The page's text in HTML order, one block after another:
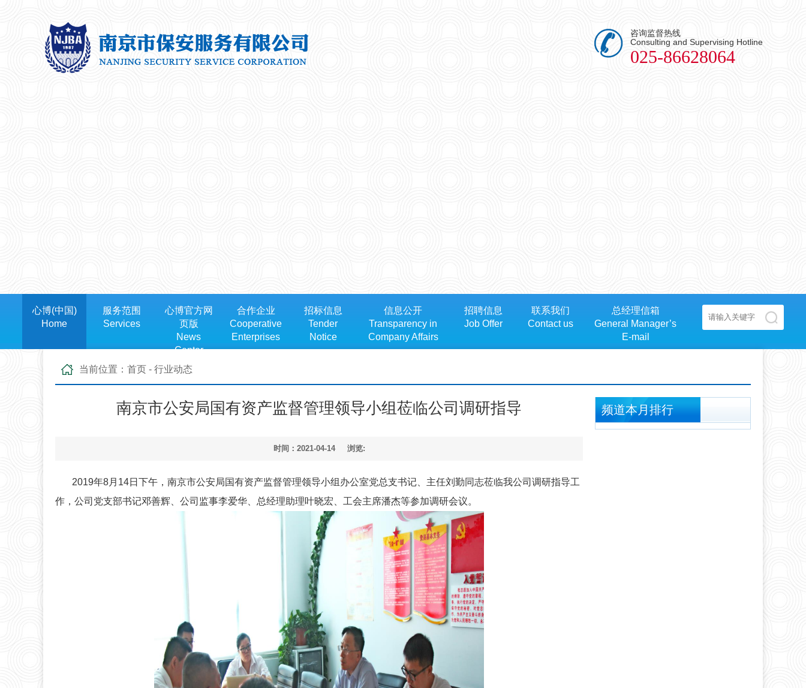
咨询监督热线
Consulting and Supervising Hotline
025-86628064
心博(中国)
Home
服务范围
Services
心博官方网
页版
News
Center
合作企业
Cooperative
Enterprises
招标信息
Tender
Notice
信息公开
Transparency in
Company Affairs
招聘信息
Job Offer
联系我们
Contact us
总经理信箱
General Manager’s
E-mail
当前位置： 首页 - 行业动态
南京市公安局国有资产监督管理领导小组莅临公司调研指导
时间：2021-04-14 浏览:
2019年8月14日下午，南京市公安局国有资产监督管理领导小组办公室党总支书记、主任刘勤同志莅临我公司调研指导工
作，公司党支部书记邓善辉、公司监事李爱华、总经理助理叶晓宏、工会主席潘杰等参加调研会议。
频道本月排行